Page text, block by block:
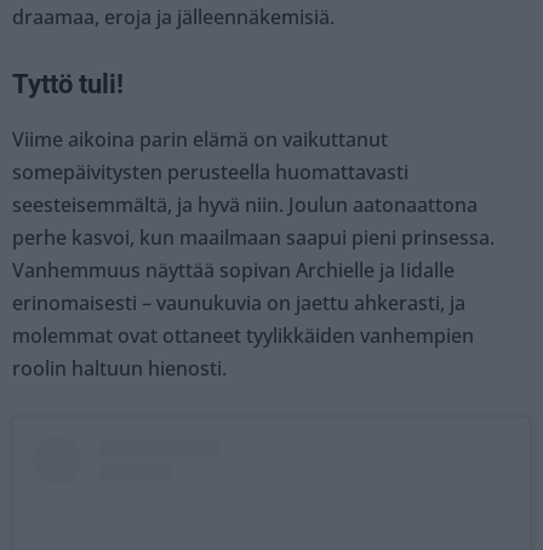
draamaa, eroja ja jälleennäkemisiä.
Tyttö tuli!
Viime aikoina parin elämä on vaikuttanut
somepäivitysten perusteella huomattavasti
seesteisemmältä, ja hyvä niin. Joulun aatonaattona
perhe kasvoi, kun maailmaan saapui pieni prinsessa.
Vanhemmuus näyttää sopivan Archielle ja Iidalle
erinomaisesti – vaunukuvia on jaettu ahkerasti, ja
molemmat ovat ottaneet tyylikkäiden vanhempien
roolin haltuun hienosti.